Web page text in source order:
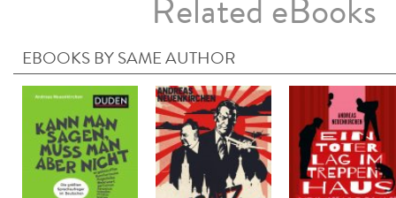
Related eBooks
EBOOKS BY SAME AUTHOR